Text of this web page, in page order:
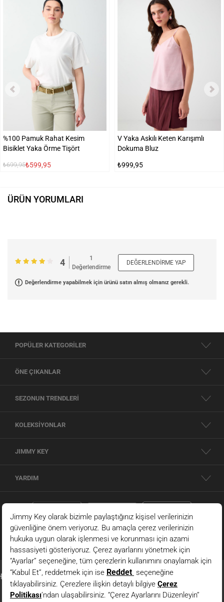
%100 Pamuk Rahat Kesim
Bisiklet Yaka Örme Tişört
₺699,95₺599,95
V Yaka Askılı Keten Karışımlı
Dokuma Bluz
₺999,95
ÜRÜN YORUMLARI
4
1
Değerlendirme
DEĞERLENDIRME YAP
Değerlendirme yapabilmek için ürünü satın almış olmanız gerekli.
POPÜLER KATEGORİLER
ÖNE ÇIKANLAR
SEZONUN TRENDLERİ
KOLEKSİYONLAR
JIMMY KEY
YARDIM